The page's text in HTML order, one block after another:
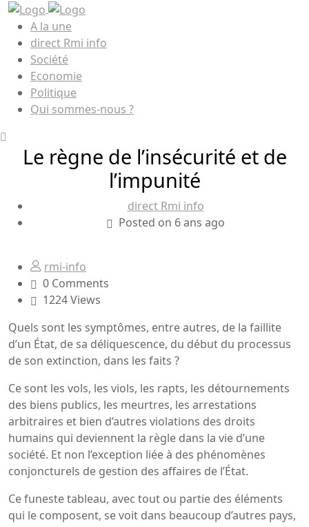
A la une
direct Rmi info
Société
Economie
Politique
Qui sommes-nous ?
Le règne de l’insécurité et de
l’impunité
direct Rmi info
Posted on 6 ans ago
rmi-info
0 Comments
1224 Views
Quels sont les symptômes, entre autres, de la faillite
d’un État, de sa déliquescence, du début du processus
de son extinction, dans les faits ?
Ce sont les vols, les viols, les rapts, les détournements
des biens publics, les meurtres, les arrestations
arbitraires et bien d’autres violations des droits
humains qui deviennent la règle dans la vie d’une
société. Et non l’exception liée à des phénomènes
conjoncturels de gestion des affaires de l’État.
Ce funeste tableau, avec tout ou partie des éléments
qui le composent, se voit dans beaucoup d’autres pays,